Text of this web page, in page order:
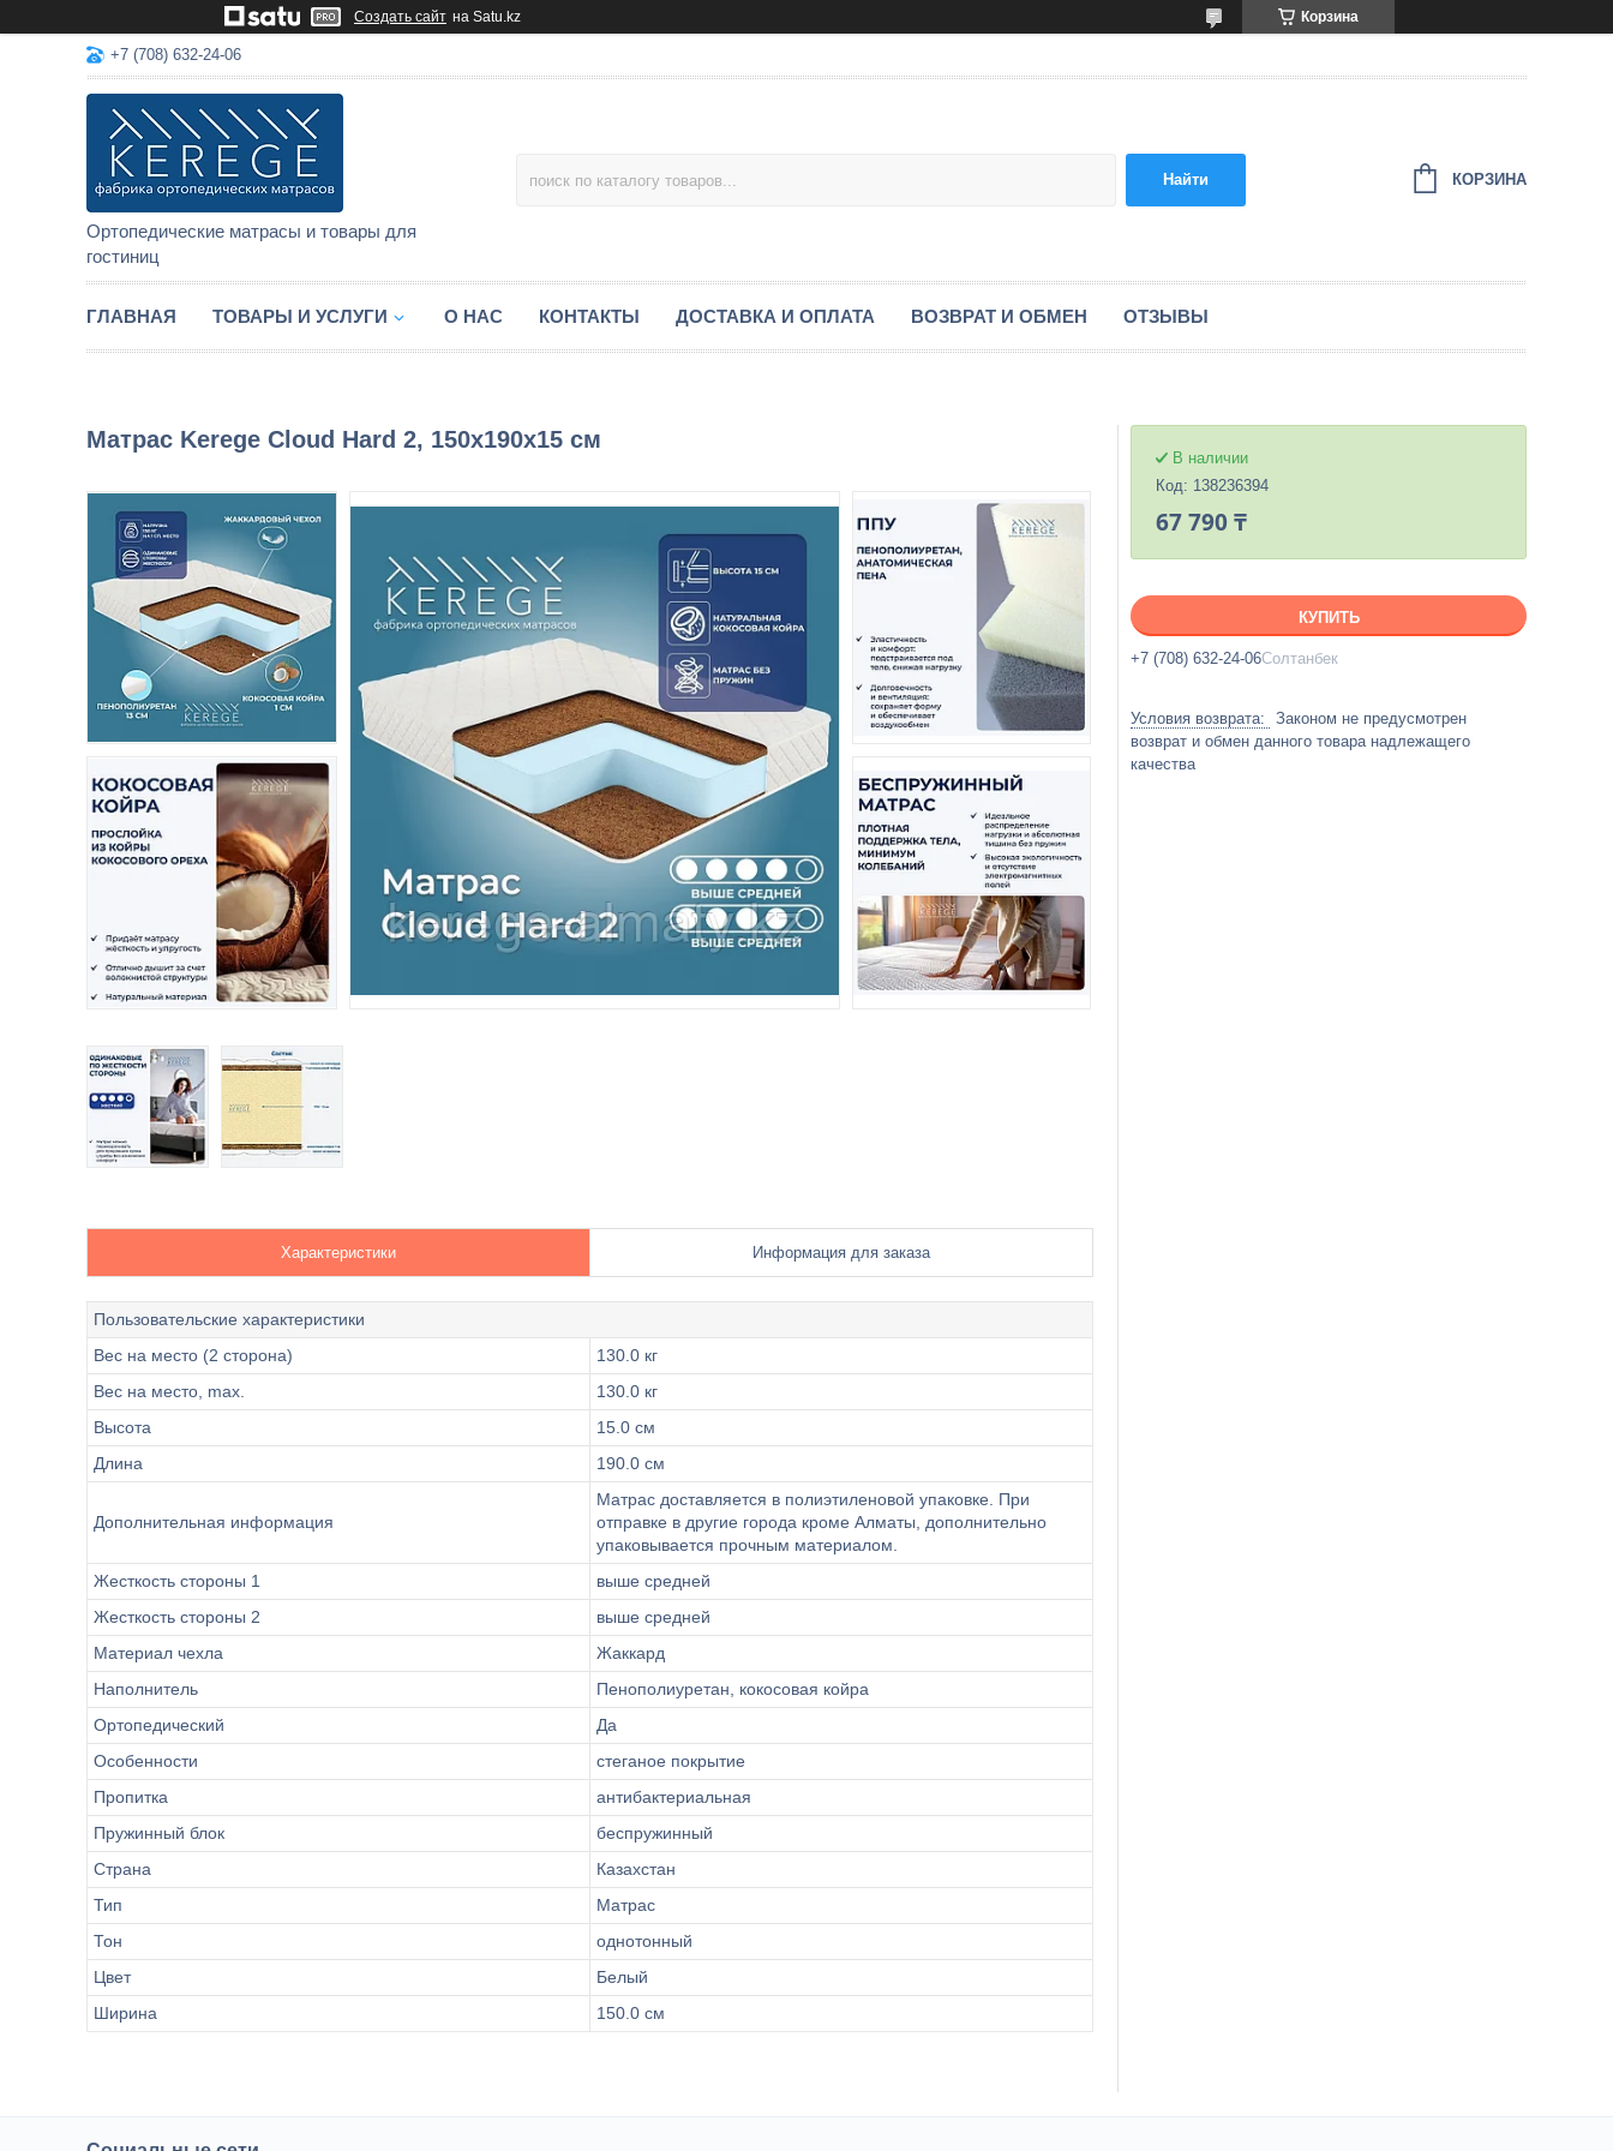
Создать сайт на Satu.kz Корзина
+7 (708) 632-24-06
Ортопедические матрасы и товары для
гостиниц
Найти КОРЗИНА
ГЛАВНАЯ ТОВАРЫ И УСЛУГИ О НАС КОНТАКТЫ ДОСТАВКА И ОПЛАТА ВОЗВРАТ И ОБМЕН ОТЗЫВЫ
Матрас Kerege Cloud Hard 2, 150x190x15 см
Характеристики Информация для заказа
Пользовательские характеристики
Вес на место (2 сторона)
130.0 кг
Вес на место, max.
130.0 кг
Высота
15.0 см
Длина
190.0 см
Дополнительная информация
Матрас доставляется в полиэтиленовой упаковке. При
отправке в другие города кроме Алматы, дополнительно
упаковывается прочным материалом.
Жесткость стороны 1
выше средней
Жесткость стороны 2
выше средней
Материал чехла
Жаккард
Наполнитель
Пенополиуретан, кокосовая койра
Ортопедический
Да
Особенности
стеганое покрытие
Пропитка
антибактериальная
Пружинный блок
беспружинный
Страна
Казахстан
Тип
Матрас
Тон
однотонный
Цвет
Белый
Ширина
150.0 см
В наличии
Код: 138236394
67 790 ₸
КУПИТЬ
+7 (708) 632-24-06Солтанбек
Законом не предусмотрен
возврат и обмен данного товара надлежащего
качества